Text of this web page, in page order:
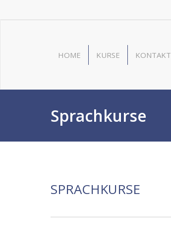
HOME KURSE KONTAKT
Sprachkurse
SPRACHKURSE